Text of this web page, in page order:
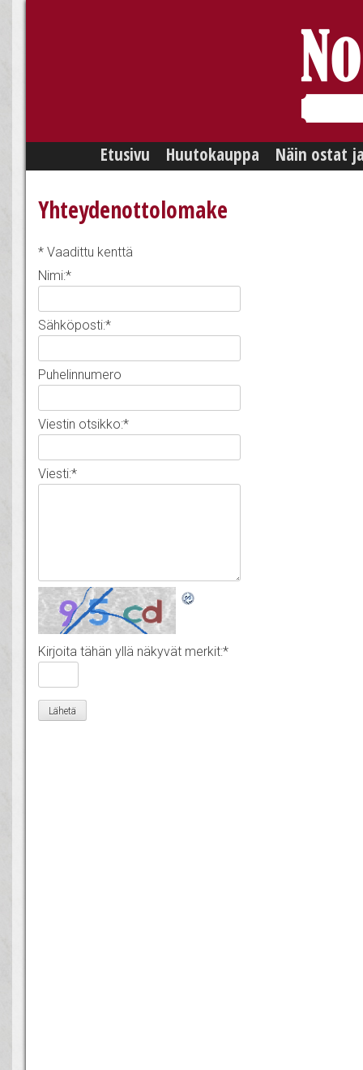
content
Etusivu Huutokauppa Näin ostat
Yhteydenottolomake
* Vaadittu kenttä
Nimi:*
Sähköposti:*
Puhelinnumero
Viestin otsikko:*
Viesti:*
Kirjoita tähän yllä näkyvät merkit:*